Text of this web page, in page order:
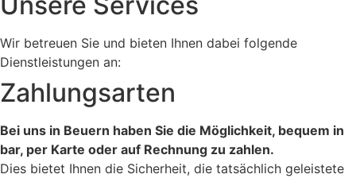
Wir betreuen Sie und bieten Ihnen dabei folgende
Dienstleistungen an:
Zahlungsarten
Bei uns in Beuern haben Sie die Möglichkeit, bequem in
bar, per Karte oder auf Rechnung zu zahlen.
Dies bietet Ihnen die Sicherheit, die tatsächlich geleistete